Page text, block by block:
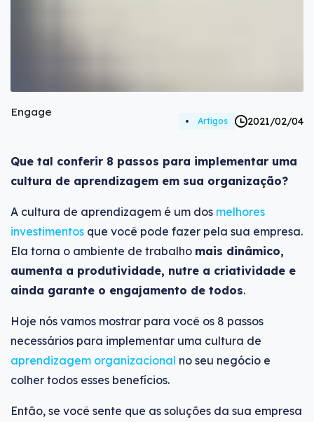
Engage
Artigos 2021/02/04
Que tal conferir 8 passos para implementar uma
cultura de aprendizagem em sua organização?
A cultura de aprendizagem é um dos melhores
investimentos que você pode fazer pela sua empresa.
Ela torna o ambiente de trabalho mais dinâmico,
aumenta a produtividade, nutre a criatividade e
ainda garante o engajamento de todos.
Hoje nós vamos mostrar para você os 8 passos
necessários para implementar uma cultura de
aprendizagem organizacional no seu negócio e
colher todos esses benefícios.
Então, se você sente que as soluções da sua empresa